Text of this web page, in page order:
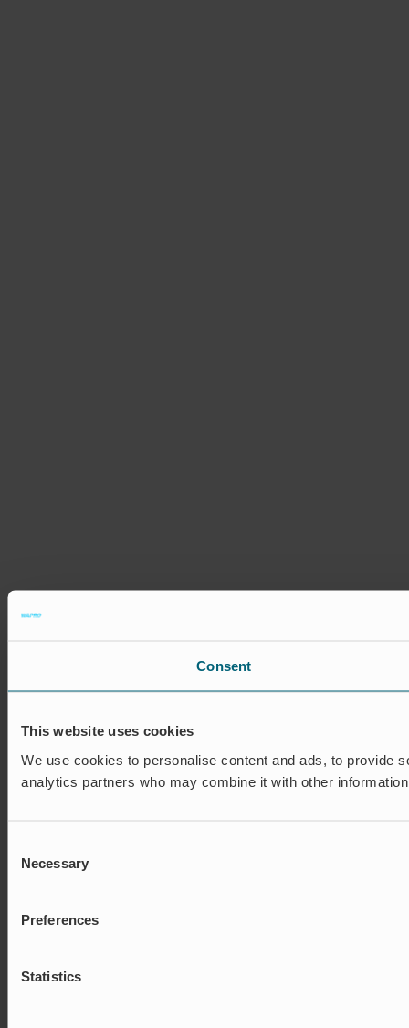
Consent
This website uses cookies
We use cookies to personalise content and ads, to provide
analytics partners who may combine it with other
Selection
Necessary
Preferences
Statistics